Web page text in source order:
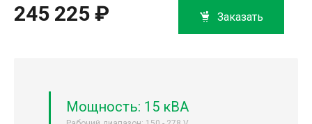
245 225 ₽ Заказать
Мощность: 15 кВА